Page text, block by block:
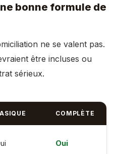
bonne formule de
ne se valent pas.
être incluses ou
sérieux.
COMPLÈTE
Oui